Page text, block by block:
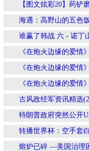
【图文炫彩20】药铲
海遇：高野山的五色
谁赢了韩战 六 - 诺丁
《在炮火边缘的爱情
《在炮火边缘的爱情
《在炮火边缘的爱情
古风政经军资讯精选
特朗普政府突然公开
转播世界杯：空手套
熔炉已碎 —美国治理